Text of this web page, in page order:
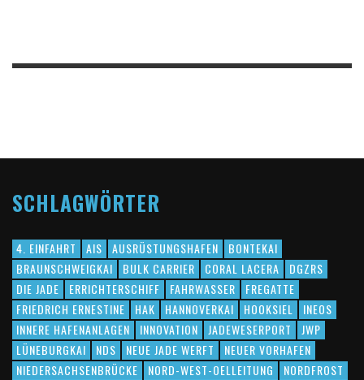
SCHLAGWÖRTER
4. EINFAHRT AIS AUSRÜSTUNGSHAFEN
BONTEKAI
BRAUNSCHWEIGKAI
BULK CARRIER CORAL LACERA
DGZRS
DIE JADE
ERRICHTERSCHIFF FAHRWASSER
FREGATTE
FRIEDRICH ERNESTINE
HAK HANNOVERKAI HOOKSIEL
INEOS
INNERE HAFENANLAGEN
INNOVATION JADEWESERPORT
JWP
LÜNEBURGKAI
NDS NEUE JADE WERFT
NEUER VORHAFEN
NIEDERSACHSENBRÜCKE
NORD-WEST-OELLEITUNG
NORDFROST